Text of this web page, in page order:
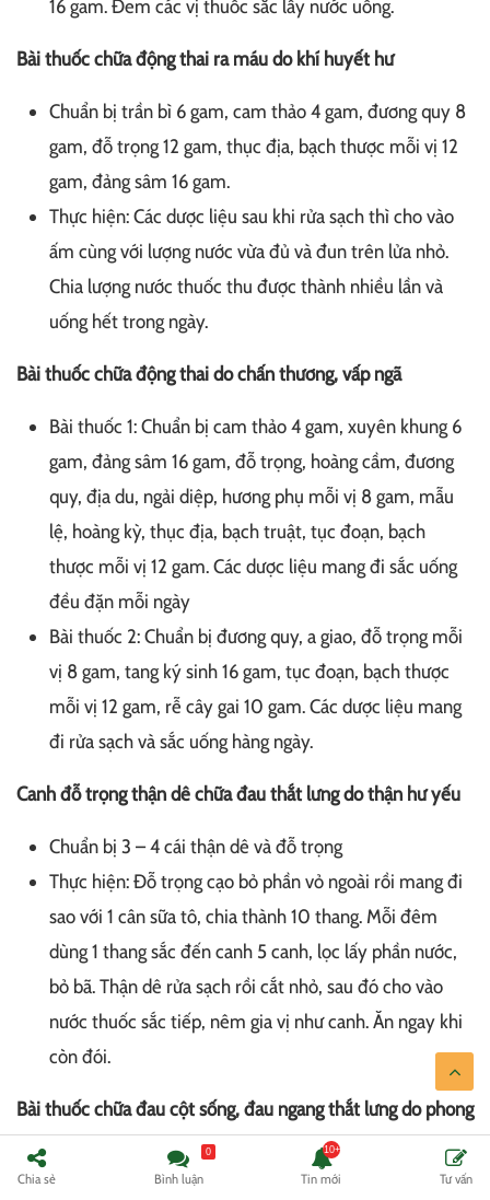
16 gam. Đem các vị thuốc sắc lấy nước uống.
Bài thuốc chữa động thai ra máu do khí huyết hư
Chuẩn bị trần bì 6 gam, cam thảo 4 gam, đương quy 8
gam, đỗ trọng 12 gam, thục địa, bạch thược mỗi vị 12
gam, đảng sâm 16 gam.
Thực hiện: Các dược liệu sau khi rửa sạch thì cho vào
ấm cùng với lượng nước vừa đủ và đun trên lửa nhỏ.
Chia lượng nước thuốc thu được thành nhiều lần và
uống hết trong ngày.
Bài thuốc chữa động thai do chấn thương, vấp ngã
Bài thuốc 1: Chuẩn bị cam thảo 4 gam, xuyên khung 6
gam, đảng sâm 16 gam, đỗ trọng, hoàng cầm, đương
quy, địa du, ngải diệp, hương phụ mỗi vị 8 gam, mẫu
lệ, hoàng kỳ, thục địa, bạch truật, tục đoạn, bạch
thược mỗi vị 12 gam. Các dược liệu mang đi sắc uống
đều đặn mỗi ngày
Bài thuốc 2: Chuẩn bị đương quy, a giao, đỗ trọng mỗi
vị 8 gam, tang ký sinh 16 gam, tục đoạn, bạch thược
mỗi vị 12 gam, rễ cây gai 10 gam. Các dược liệu mang
đi rửa sạch và sắc uống hàng ngày.
Canh đỗ trọng thận dê chữa đau thắt lưng do thận hư yếu
Chuẩn bị 3 – 4 cái thận dê và đỗ trọng
Thực hiện: Đỗ trọng cạo bỏ phần vỏ ngoài rồi mang đi
sao với 1 cân sữa tô, chia thành 10 thang. Mỗi đêm
dùng 1 thang sắc đến canh 5 canh, lọc lấy phần nước,
bỏ bã. Thận dê rửa sạch rồi cắt nhỏ, sau đó cho vào
nước thuốc sắc tiếp, nêm gia vị như canh. Ăn ngay khi
còn đói.
Bài thuốc chữa đau cột sống, đau ngang thắt lưng do phong
hàn
Chia sẻ Bình luận
0
Tin mới Tư vấn